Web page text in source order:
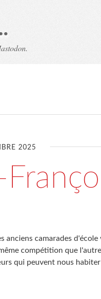
2025
anciens camarades
compétition que
qui peuvent nous habiter